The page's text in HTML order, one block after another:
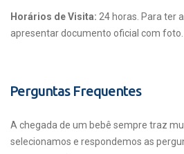
Horários de Visita: 24 horas. Para ter
apresentar documento oficial com foto.
Perguntas Frequentes
A chegada de um bebê sempre traz
selecionamos e respondemos as